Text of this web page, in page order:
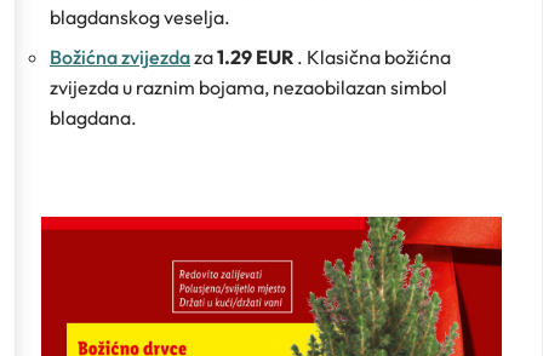
blagdanskog veselja.
Božićna zvijezdaza1.29 EUR . Klasična božićna
zvijezda u raznim bojama, nezaobilazan simbol
blagdana.